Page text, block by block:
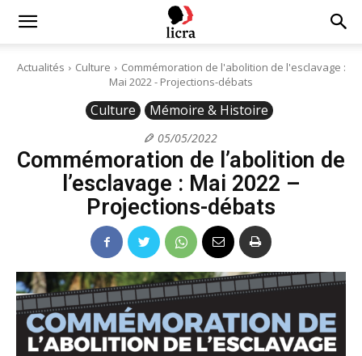
Licra
Antiraciste
1927
Actualités Culture
Commémoration de l'abolition de l'esclavage :
Mai 2022 - Projections-débats
Culture Mémoire & Histoire
05/05/2022
Commémoration de l’abolition de
l’esclavage : Mai 2022 –
Projections-débats